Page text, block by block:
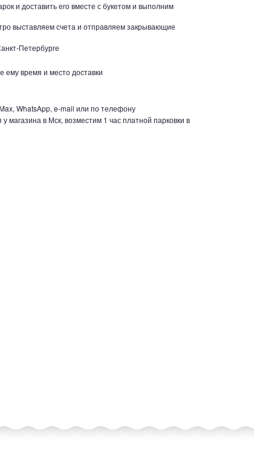
и доставить его вместе с букетом и выполним
выставляем счета и отправляем закрывающие
Петербурге
ему время и место доставки
WhatsApp, e-mail или по телефону
магазина в Мск, возместим 1 час платной парковки в